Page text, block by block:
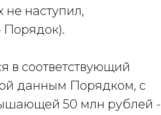
не наступил,
Порядок).
в соответствующий
данным Порядком, с
50 млн рублей -